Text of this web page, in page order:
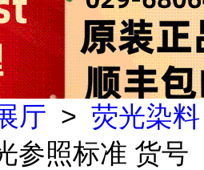
厅 > 荧光染料
参照标准 货号